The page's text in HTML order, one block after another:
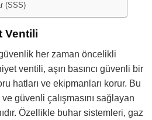
(SSS)
Ventili
her zaman öncelikli
ventili, aşırı basıncı güvenli bir
hatları ve ekipmanları korur. Bu
güvenli çalışmasını sağlayan
Özellikle buhar sistemleri, gaz